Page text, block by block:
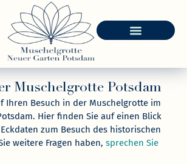
Muschelgrotte Potsdam
Ihren Besuch in der Muschelgrotte im
Hier finden Sie auf einen Blick
zum Besuch des historischen
weitere Fragen haben, sprechen Sie